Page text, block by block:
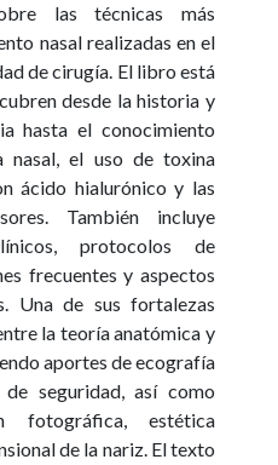
las técnicas más
nasal realizadas en el
de cirugía. El libro está
desde la historia y
hasta el conocimiento
nasal, el uso de toxina
ácido hialurónico y las
También incluye
protocolos de
frecuentes y aspectos
Una de sus fortalezas
la teoría anatómica y
aportes de ecografía
seguridad, así como
fotográfica, estética
de la nariz. El texto